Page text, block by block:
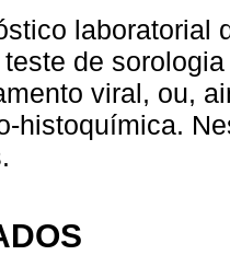
laboratorial
de
viral, ou,
histoquímica.